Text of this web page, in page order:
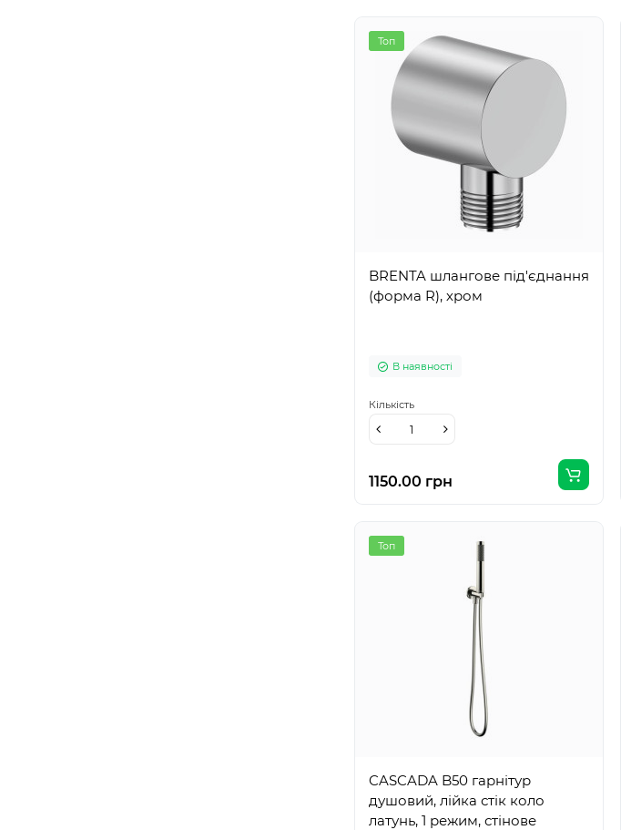
Топ
BRENTA шлангове під'єднання
(форма R), хром
В наявності
1150.00 грн
Кількість
Топ
CASCADA B50 гарнітур
душовий, лійка стік коло
латунь, 1 режим, стінове